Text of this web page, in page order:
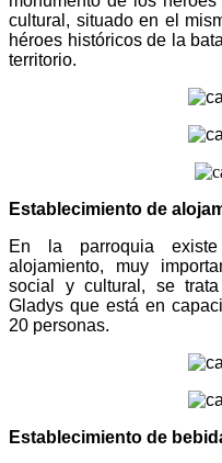
cultural, situado en el
héroes históricos de la
territorio.
Establecimiento de
En la parroquia
alojamiento, muy
social y cultural, se
Gladys que está en
20 personas.
Establecimiento de